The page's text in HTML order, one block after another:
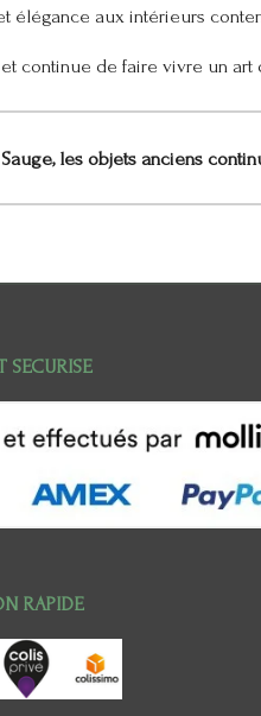
élégance aux intérieurs
continue de faire vivre un
les objets anciens
SECURISE
RAPIDE